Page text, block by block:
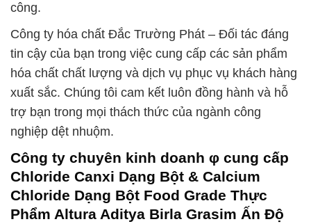
công.
Công ty hóa chất Đắc Trường Phát – Đối tác đáng
tin cậy của bạn trong việc cung cấp các sản phẩm
hóa chất chất lượng và dịch vụ phục vụ khách hàng
xuất sắc. Chúng tôi cam kết luôn đồng hành và hỗ
trợ bạn trong mọi thách thức của ngành công
nghiệp dệt nhuộm.
Công ty chuyên kinh doanh φ cung cấp
Chloride Canxi Dạng Bột & Calcium
Chloride Dạng Bột Food Grade Thực
Phẩm Altura Aditya Birla Grasim Ấn Độ